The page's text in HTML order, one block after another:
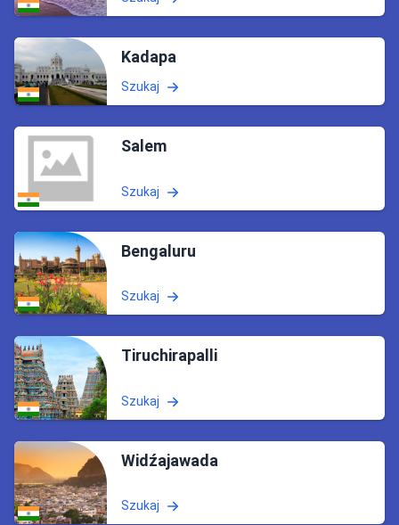
Kadapa
Szukaj
Salem
Szukaj
Bengaluru
Szukaj
Tiruchirapalli
Szukaj
Widźajawada
Szukaj